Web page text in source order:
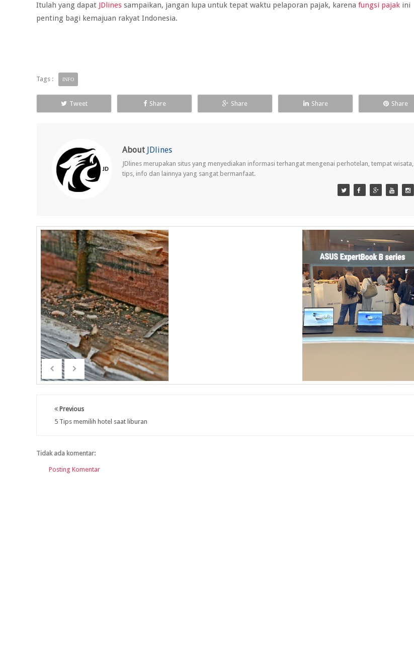
Itulah yang dapat JDlines sampaikan, jangan lupa untuk tepat waktu pelaporan pajak, karena fungsi pajak ini
penting bagi kemajuan rakyat Indonesia.
Tags : INFO
Tweet Share Share Share Share
About JDlines
JDlines merupakan situs yang menyediakan informasi terhangat mengenai perhotelan, tempat wisata,
tips, info dan lainnya yang sangat bermanfaat.
Previous
5 Tips memilih hotel saat liburan
Tidak ada komentar:
Posting Komentar